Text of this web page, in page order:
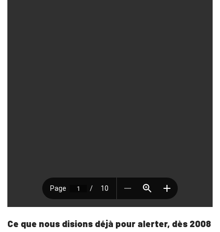
Ce que nous disions déjà pour alerter, dès 2008